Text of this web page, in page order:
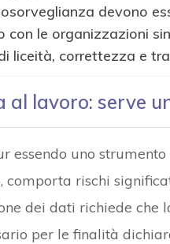
devono
con le organizzazioni
liceità, correttezza e
al lavoro: serve
essendo uno
comporta rischi
dei dati richiede che
per le finalità